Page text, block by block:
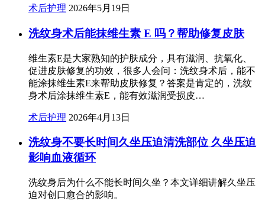
术后护理 2026年5月19日
洗纹身术后能抹维生素 E 吗？帮助修复皮肤
维生素E是大家熟知的护肤成分，具有滋润、抗氧化、
促进皮肤修复的功效，很多人会问：洗纹身术后，能不
能涂抹维生素E来帮助皮肤修复？答案是肯定的，洗纹
身术后涂抹维生素E，能有效滋润受损皮…
术后护理 2026年4月13日
洗纹身不要长时间久坐压迫清洗部位 久坐压迫
影响血液循环
洗纹身后为什么不能长时间久坐？本文详细讲解久坐压
迫对创口愈合的影响。